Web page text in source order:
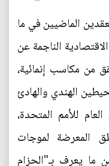
الماضيين في ما
الناجمة عن
من مكاسب إنمائية،
الهندي والهادئ
للأمم المتحدة،
المعرضة لموجات
ما يعرف بـ"الحزام